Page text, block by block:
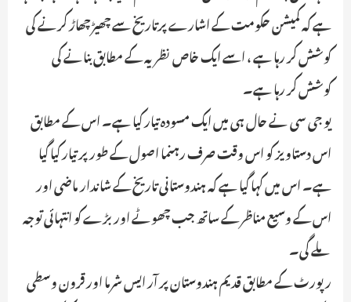
ہے کہ کمیشن حکومت کے اشارے پرتاریخ سے چھیڑ چھاڑ کرنے کی
کوشش کر رہا ہے ، اسے ایک خاص نظریہ کے مطابق بنانے کی
کوشش کر رہا ہے۔
یو جی سی نے حال ہی میں ایک مسودہ تیار کیا ہے۔ اس کے مطابق
اس دستاویز کو اس وقت صرف رہنما اصول کے طور پر تیار کیا گیا
ہے۔ اس میں کہا گیا ہے کہ ہندوستانی تاریخ کے شاندار ماضی اور
اس کے وسیع مناظر کے ساتھ جب چھوٹے اور بڑے کو انتہائی توجہ
ملے گی۔
رپورٹ کے مطابق قدیم ہندوستان پر آر ایس شرما اور قرون وسطی